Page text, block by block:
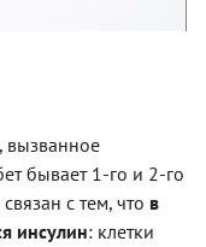
вызванное
бывает 1-го и 2-го
связан с тем, что в
инсулин: клетки